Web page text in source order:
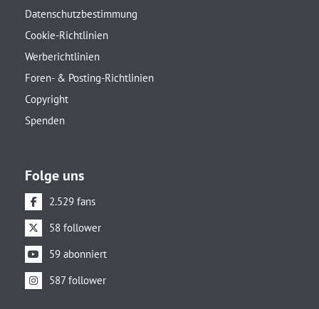
Datenschutzbestimmung
Cookie-Richtlinien
Werberichtlinien
Foren- & Posting-Richtlinien
Copyright
Spenden
Folge uns
2.529 fans
58 follower
59 abonniert
587 follower